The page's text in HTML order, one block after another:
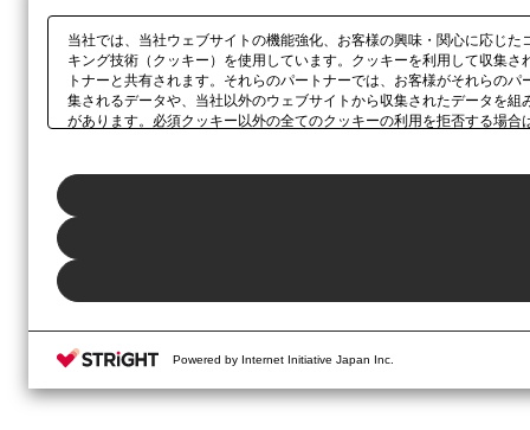
当社では、当社ウェブサイトの機能強化、お客様の興味・関心に応じ
キング技術（クッキー）を使用しています。クッキーを利用して収集
トナーと共有されます。それらのパートナーでは、お客様がそれらの
集されるデータや、当社以外のウェブサイトから収集されたデータを
があります。必須クッキー以外の全てのクッキーの利用を拒否する場
Powered by Internet Initiative Japan Inc.